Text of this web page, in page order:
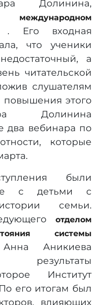
Долинина,
в
международном
. Его входная
что ученики
а
читательской
слушателям
этого
Долинина
два вебинара по
которые
были
с детьми с
семьи.
отделом
системы
Анна Аникиева
Институт
его итогам был
влияющих